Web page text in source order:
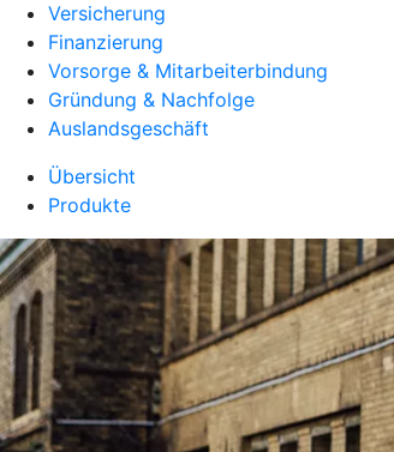
Versicherung
Finanzierung
Vorsorge & Mitarbeiterbindung
Gründung & Nachfolge
Auslandsgeschäft
Übersicht
Produkte